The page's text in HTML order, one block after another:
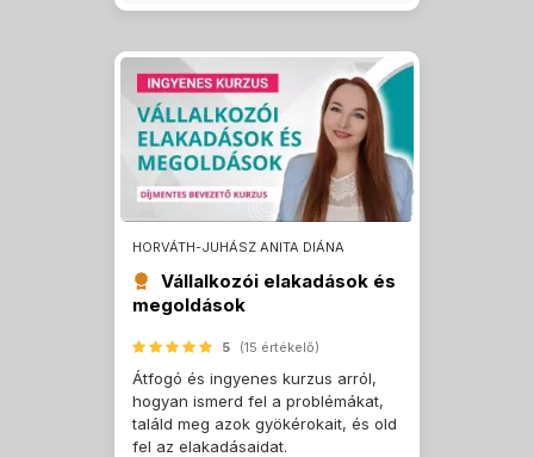
HORVÁTH-JUHÁSZ ANITA DIÁNA
Vállalkozói elakadások és
megoldások
5 (15 értékelő)
Átfogó és ingyenes kurzus arról,
hogyan ismerd fel a problémákat,
találd meg azok gyökérokait, és old
fel az elakadásaidat.